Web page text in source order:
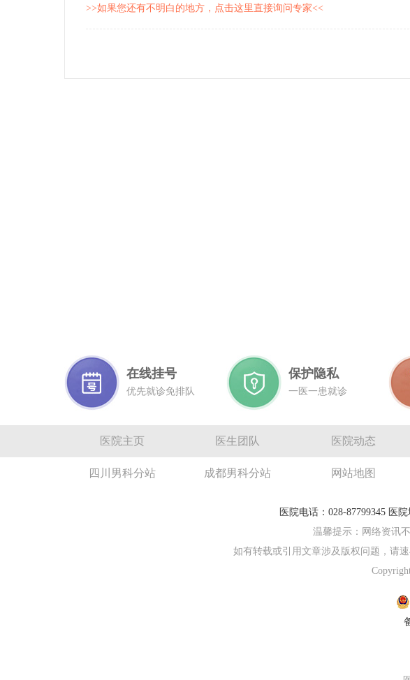
>>如果您还有不明白的地方，点击这里直接询问专家<<
在线挂号
优先就诊免排队
保护隐私
一医一患就诊
医院主页 医生团队 医院动态
四川男科分站 成都男科分站 网站地图
医院电话：028-87799345 医
温馨提示：网络资讯
如有转载或引用文章涉及版权问题，请